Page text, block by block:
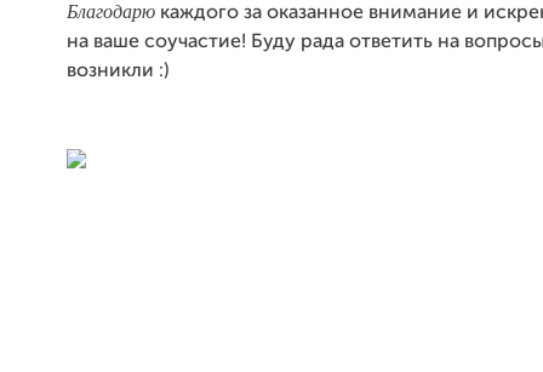
Благодарю каждого за оказанное внимание и
на ваше соучастие! Буду рада ответить на
возникли :)